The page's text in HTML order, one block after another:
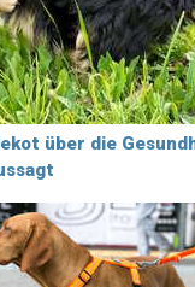
über die